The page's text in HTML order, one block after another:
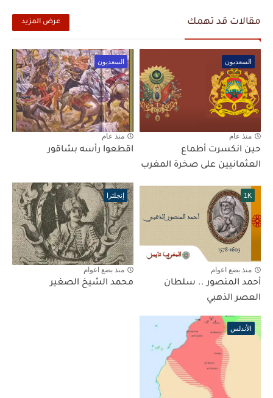
مقالات قد تهمك عرض المزيد
السعديون
منذ عام
حين انكسرت أطماع
العثمانيين على صخرة المغرب
السعديون
منذ عام
اقطعوا رأسه بشاقور
1K
منذ بضع اعوام
أحمد المنصور .. سلطان
العصر الذهبي
إنجلترا
منذ بضع اعوام
محمد الشيخ الصغير
الأندلس